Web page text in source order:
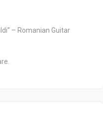
– Romanian Guitar